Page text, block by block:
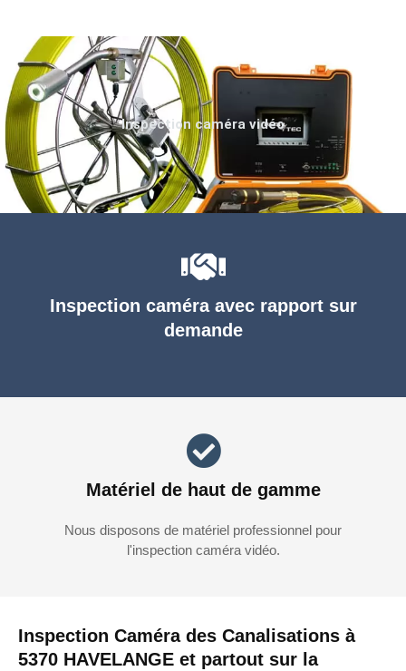
Inspection Caméra des Canalisations à
5370 HAVELANGE et partout sur la
Inspection caméra avec rapport sur
demande
Matériel de haut de gamme
Nous disposons de matériel professionnel pour
l'inspection caméra vidéo.
Inspection caméra vidéo